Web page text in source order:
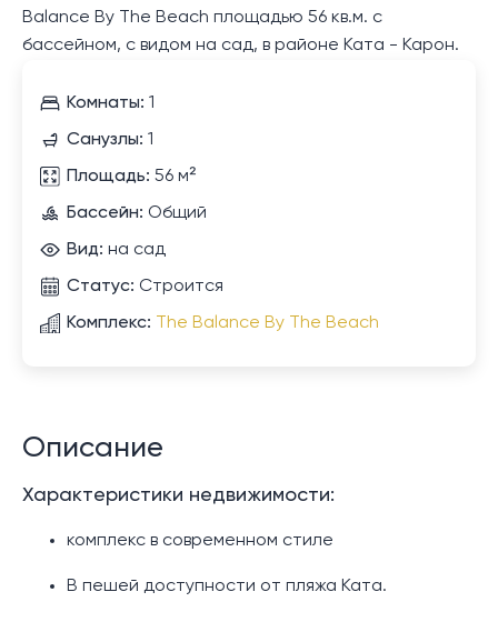
Balance By The Beach площадью 56 кв.м. с
бассейном, с видом на сад, в районе Ката - Карон.
Комнаты: 1
Санузлы: 1
Площадь: 56 м²
Бассейн: Общий
Вид: на сад
Статус: Строится
Комплекс: The Balance By The Beach
Описание
Характеристики недвижимости:
комплекс в современном стиле
В пешей доступности от пляжа Ката.